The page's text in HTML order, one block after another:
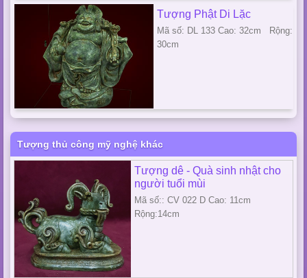
Tượng Phật Di Lặc
Mã số: DL 133 Cao: 32cm Rộng:
30cm
Tượng thủ công mỹ nghệ khác
Tượng dê - Quà sinh nhật cho
người tuổi mùi
Mã số:: CV 022 D Cao: 11cm
Rộng:14cm